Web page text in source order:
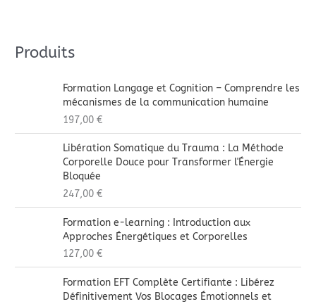
Produits
Formation Langage et Cognition – Comprendre les
mécanismes de la communication humaine
197,00€
Libération Somatique du Trauma : La Méthode
Corporelle Douce pour Transformer l'Énergie
Bloquée
247,00€
Formation e-learning : Introduction aux
Approches Énergétiques et Corporelles
127,00€
Formation EFT Complète Certifiante : Libérez
Définitivement Vos Blocages Émotionnels et